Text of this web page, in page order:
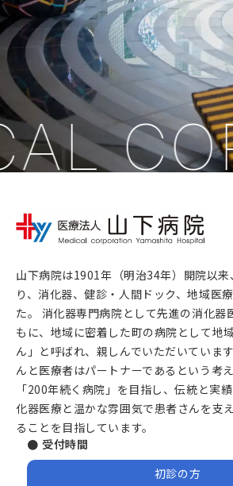
山下病院は1901年（明治34年）開院以
り、消化器、健診・人間ドック、地域医
た。 消化器専門病院として先進の消化器
もに、地域に密着した町の病院として地
ん」と呼ばれ、親しんでいただいていま
んと医療者はパートナーであるという考
「200年続く病院」を目指し、伝統と実
化器医療と温かな雰囲気で患者さんを支
ることを目指しています。
● 受付時間
初診の方